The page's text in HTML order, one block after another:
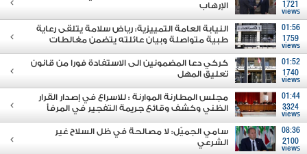
1721
views
الإرهاب
01:56
1759
views
النيابة العامة التمييزية: رياض سلامة يتلقى رعاية
طبية متواصلة وبيان عائلته يتضمن مغالطات
01:52
1740
views
كركي دعا المضمونين الى الاستفادة فورا من قانون
تعليق المهل
01:44
3324
views
مجلس المطارنة الموارنة : للاسراع في إصدار القرار
الظني وكشف وقائع جريمة التفجير في المرفأ
08:36
2100
views
سامي الجميّل: لا مصالحة في ظل السلاح غير
الشرعي